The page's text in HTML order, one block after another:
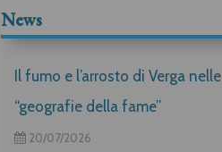
News
Il fumo e l’arrosto di Verga nelle
“geografie della fame”
20/07/2026